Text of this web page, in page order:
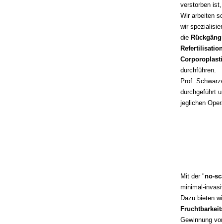
verstorben
Wir arbeiten
wir
die
durchführen.
Prof.
durchgeführt
jeglichen
Mit der "no-
minimal-
Dazu bieten
Gewinnung